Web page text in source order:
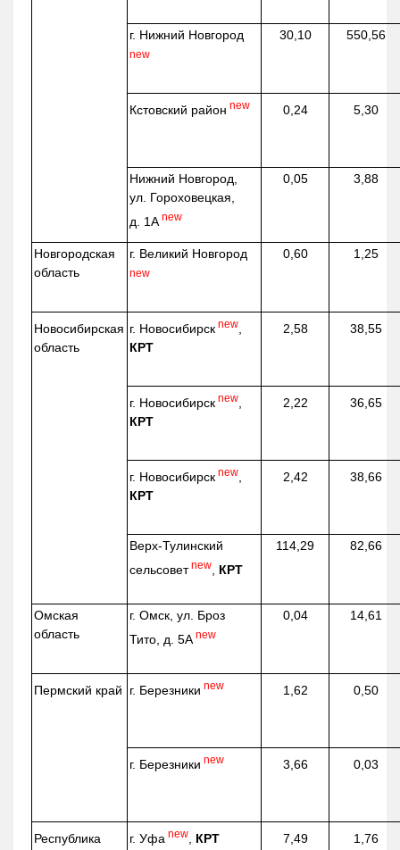
г. Нижний Новгород
new
30,10 550,56
Кстовский район new 0,24 5,30
Нижний Новгород,
ул. Гороховецкая,
д. 1А new
0,05 3,88
Новгородская
область
г. Великий Новгород
new
0,60 1,25
Новосибирская
область
г. Новосибирск new
КРТ
2,58 38,55
г. Новосибирск new
КРТ
2,22 36,65
г. Новосибирск new
КРТ
2,42 38,66
Верх-Тулинский
сельсовет new КРТ
114,29 82,66
Омская
область
г. Омск, ул. Броз
Тито, д. 5А new
0,04 14,61
Пермский край г. Березники new 1,62 0,50
г. Березники new 3,66 0,03
Республика
г. Уфа new КРТ 7,49 1,76